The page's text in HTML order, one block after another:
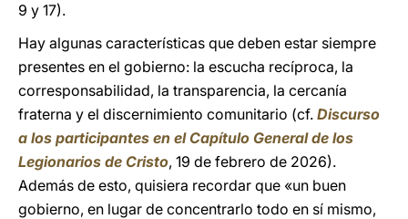
9 y 17).
Hay algunas características que deben estar siempre
presentes en el gobierno: la escucha recíproca, la
corresponsabilidad, la transparencia, la cercanía
fraterna y el discernimiento comunitario (cf. Discurso
a los participantes en el Capítulo General de los
Legionarios de Cristo, 19 de febrero de 2026).
Además de esto, quisiera recordar que «un buen
gobierno, en lugar de concentrarlo todo en sí mismo,